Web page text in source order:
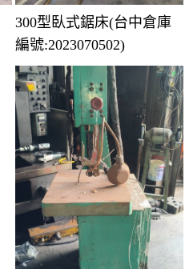
300型臥式鋸床(台中倉庫
編號:2023070502)